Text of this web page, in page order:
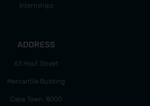
Internships
ADDRESS
63 Hout Street
Mercantile Building
Cape Town, 8000